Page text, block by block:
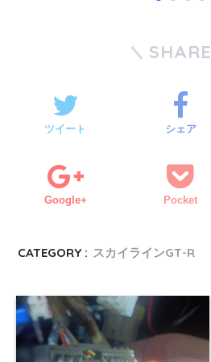
SHARE
ツイート シェア
Google+ Pocket
CATEGORY : スカイラインGT-R